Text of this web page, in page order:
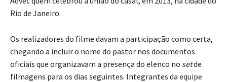
Rio de Janeiro.
Os realizadores do filme davam a participação como certa,
chegando a incluir o nome do pastor nos documentos
oficiais que organizavam a presença do elenco no setde
filmagens para os dias seguintes. Integrantes da equipe